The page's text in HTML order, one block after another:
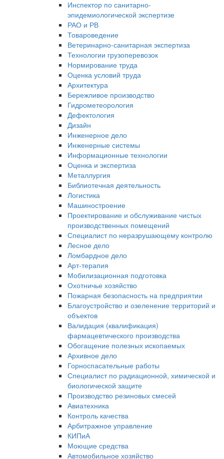
Инспектор по санитарно-
эпидемиологической экспертизе
РАО и РВ
Товароведение
Ветеринарно-санитарная экспертиза
Технологии грузоперевозок
Нормирование труда
Оценка условий труда
Архитектура
Бережливое производство
Гидрометеорология
Дефектология
Дизайн
Инженерное дело
Инженерные системы
Информационные технологии
Оценка и экспертиза
Металлургия
Библиотечная деятельность
Логистика
Машиностроение
Проектирование и обслуживание чистых
производственных помещений
Специалист по неразрушающему контролю
Лесное дело
Ломбардное дело
Арт-терапия
Мобилизационная подготовка
Охотничье хозяйство
Пожарная безопасность на предприятии
Благоустройство и озеленение территорий и
объектов
Валидация (квалификация)
фармацевтического производства
Обогащение полезных ископаемых
Архивное дело
Горноспасательные работы
Специалист по радиационной, химической и
биологической защите
Производство резиновых смесей
Авиатехника
Контроль качества
Арбитражное управление
КИПиА
Моющие средства
Автомобильное хозяйство